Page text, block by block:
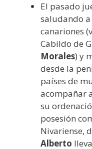
El pasado
saludando a
canariones
Cabildo de
Morales) y
desde la
países de
acompañar a
su
posesión
Nivariense,
Alberto